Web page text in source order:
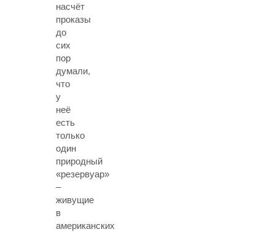
насчёт
проказы
до
сих
пор
думали,
что
у
неё
есть
только
один
природный
«резервуар»
–
живущие
в
американских